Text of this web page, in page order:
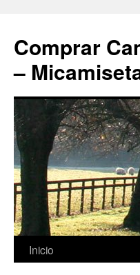
Comprar
–
Saltar
Inicio